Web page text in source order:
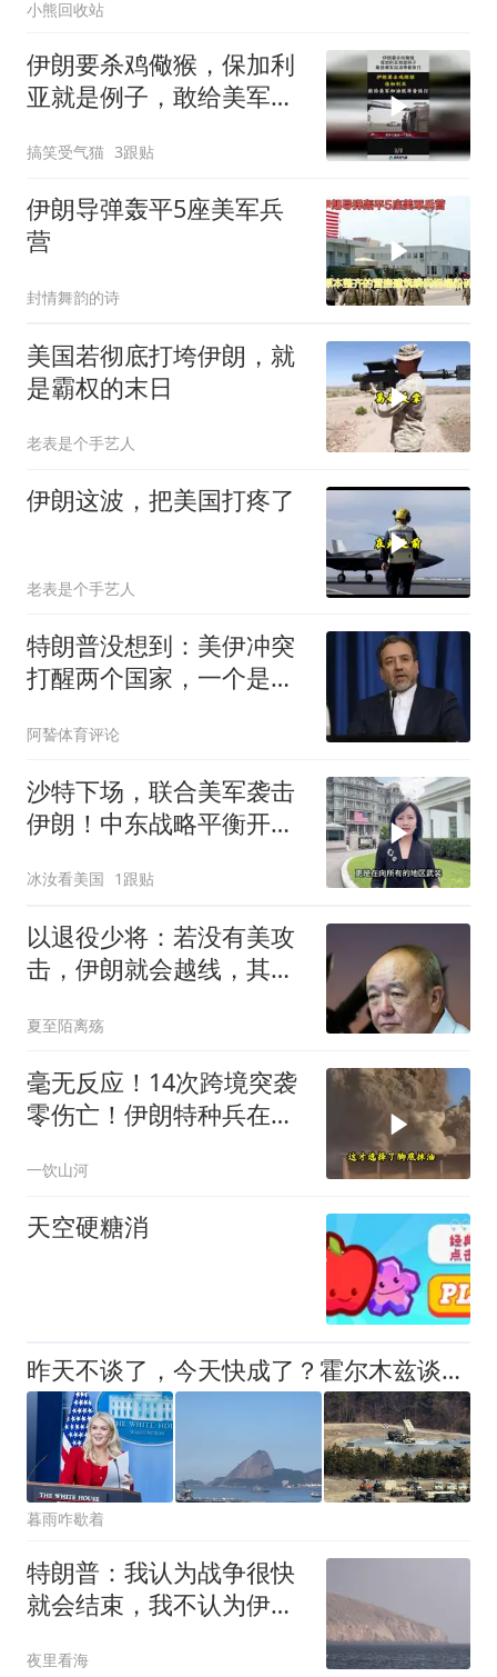
小熊回收站
伊朗要杀鸡儆猴，保加利
亚就是例子，敢给美军加
搞笑受气猫 3跟贴
伊朗导弹轰平5座美军兵
营
封情舞韵的诗
美国若彻底打垮伊朗，就
是霸权的末日
老表是个手艺人
伊朗这波，把美国打疼了
老表是个手艺人
特朗普没想到：美伊冲突
打醒两个国家，一个是越
阿諬体育评论
沙特下场，联合美军袭击
伊朗！中东战略平衡开始
冰汝看美国 1跟贴
以退役少将：若没有美攻
击，伊朗就会越线，其正
夏至陌离殇
毫无反应！14次跨境突袭
零伤亡！伊朗特种兵在美
网成了摆设
一饮山河
天空硬糖消
昨天不谈了，今天快成了？霍尔木兹谈判魔幻反转，全是骗局？
暮雨咋歇着
特朗普：我认为战争很快
就会结束，我不认为伊朗
夜里看海